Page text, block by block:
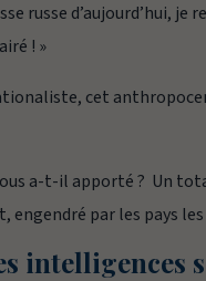
russe d’aujourd’hui, je
! »
cet
a-t-il apporté ? Un
engendré par les pays
intelligences